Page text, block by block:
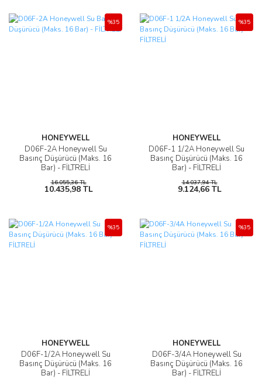
HONEYWELL
D06F-2A Honeywell Su
Basınç Düşürücü (Maks. 16
Bar) - FİLTRELİ
%35
16.055,36 TL
10.435,98 TL
HONEYWELL
D06F-1 1/2A Honeywell Su
Basınç Düşürücü (Maks. 16
Bar) - FİLTRELİ
%35
14.037,94 TL
9.124,66 TL
HONEYWELL
D06F-1/2A Honeywell Su
Basınç Düşürücü (Maks. 16
Bar) - FİLTRELİ
%35
HONEYWELL
D06F-3/4A Honeywell Su
Basınç Düşürücü (Maks. 16
Bar) - FİLTRELİ
%35